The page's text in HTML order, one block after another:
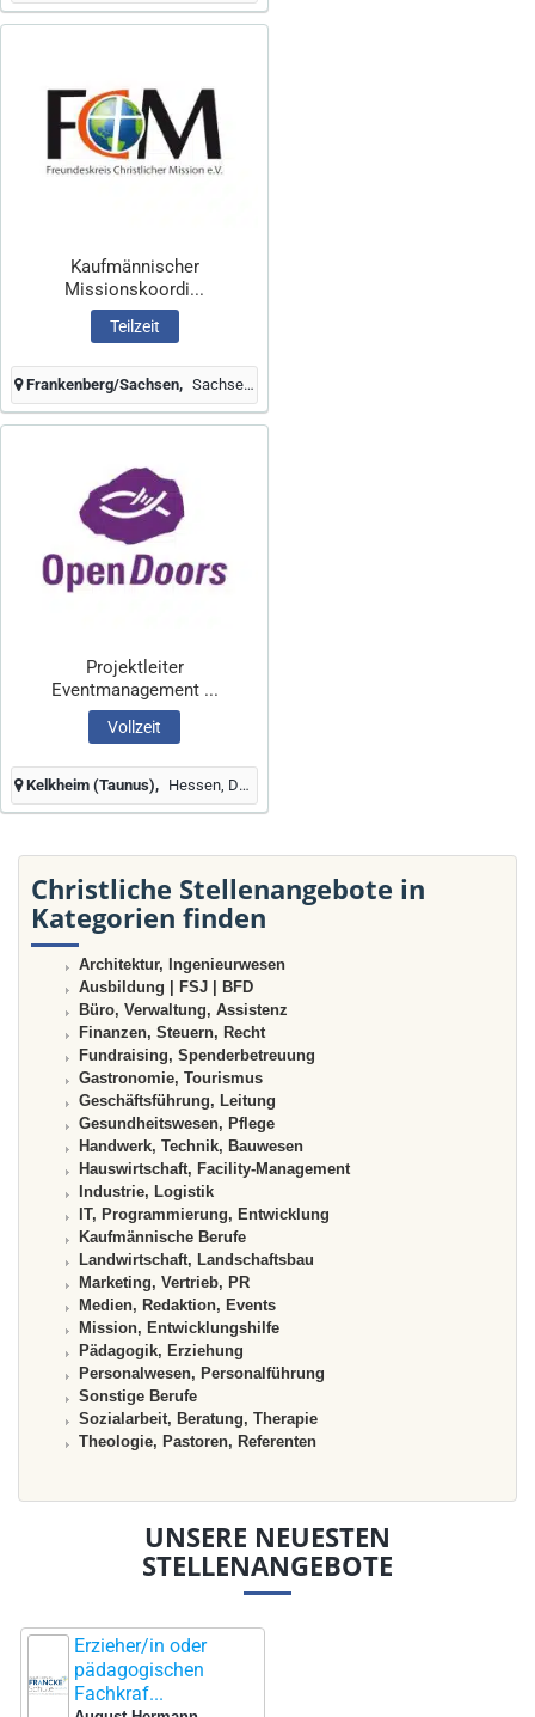
Kaufmännischer
Missionskoordi...
Teilzeit
Frankenberg/Sachsen Sachsen, Deutschland
Projektleiter
Eventmanagement ...
Vollzeit
Kelkheim (Taunus) Hessen, Deutschland
Christliche Stellenangebote in
Kategorien finden
Architektur, Ingenieurwesen
Ausbildung | FSJ | BFD
Büro, Verwaltung, Assistenz
Finanzen, Steuern, Recht
Fundraising, Spenderbetreuung
Gastronomie, Tourismus
Geschäftsführung, Leitung
Gesundheitswesen, Pflege
Handwerk, Technik, Bauwesen
Hauswirtschaft, Facility-Management
Industrie, Logistik
IT, Programmierung, Entwicklung
Kaufmännische Berufe
Landwirtschaft, Landschaftsbau
Marketing, Vertrieb, PR
Medien, Redaktion, Events
Mission, Entwicklungshilfe
Pädagogik, Erziehung
Personalwesen, Personalführung
Sonstige Berufe
Sozialarbeit, Beratung, Therapie
Theologie, Pastoren, Referenten
UNSERE NEUESTEN
STELLENANGEBOTE
Erzieher/in oder
pädagogischen
Fachkraf...